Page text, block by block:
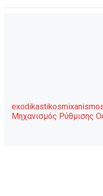
Μηχανισμός Ρύθμισης